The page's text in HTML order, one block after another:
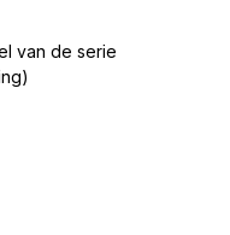
van de serie